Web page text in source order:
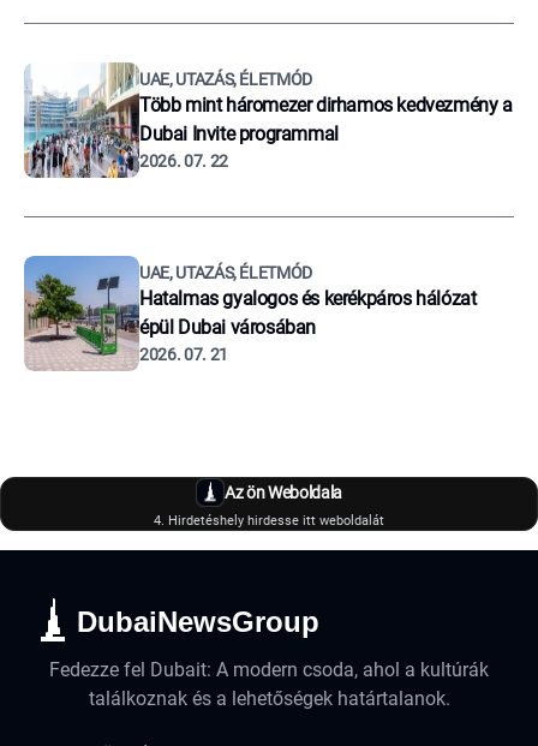
UAE, UTAZÁS, ÉLETMÓD
Több mint háromezer dirhamos kedvezmény a
Dubai Invite programmal
2026. 07. 22
UAE, UTAZÁS, ÉLETMÓD
Hatalmas gyalogos és kerékpáros hálózat
épül Dubai városában
2026. 07. 21
Az ön Weboldala
4. Hirdetéshely hirdesse itt weboldalát
DubaiNewsGroup
Fedezze fel Dubait: A modern csoda, ahol a kultúrák
találkoznak és a lehetőségek határtalanok.